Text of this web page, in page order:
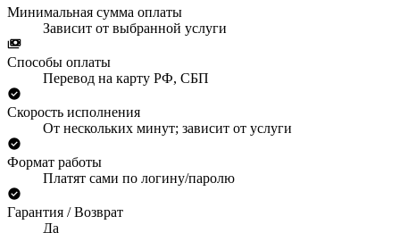
Минимальная сумма оплаты
Зависит от выбранной услуги
Способы оплаты
Перевод на карту РФ, СБП
Скорость исполнения
От нескольких минут; зависит от услуги
Формат работы
Платят сами по логину/паролю
Гарантия / Возврат
Да